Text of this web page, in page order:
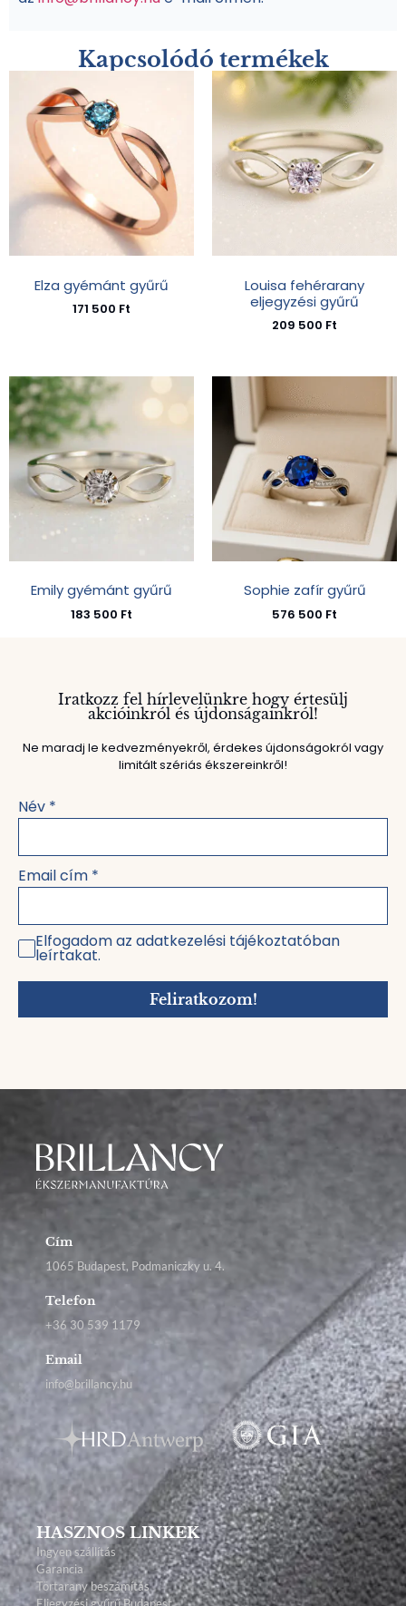
Kapcsolódó termékek
Elza gyémánt gyűrű
171 500 Ft
Louisa fehérarany
eljegyzési gyűrű
209 500 Ft
Emily gyémánt gyűrű
183 500 Ft
Sophie zafír gyűrű
576 500 Ft
Iratkozz fel hírlevelünkre hogy értesülj
akcióinkról és újdonságainkról!
Ne maradj le kedvezményekről, érdekes újdonságokról vagy
limitált szériás ékszereinkről!
Név *
Email cím *
Elfogadom az adatkezelési tájékoztatóban
leírtakat.
Feliratkozom!
Cím
1065 Budapest, Podmaniczky u. 4.
Telefon
+36 30 539 1179
Email
info@brillancy.hu
HASZNOS LINKEK
Ingyen szállítás
Garancia
Törtarany beszámítás